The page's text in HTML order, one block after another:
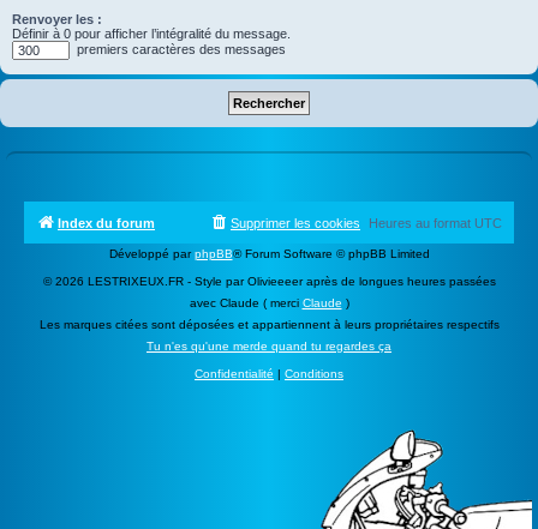
Renvoyer les :
Définir à 0 pour afficher l’intégralité du message.
premiers caractères des messages
Index du forum Heures au format UTC
Supprimer les cookies
Développé parphpBB® Forum Software © phpBB Limited
© 2026 LESTRIXEUX.FR - Style par Olivieeeer après de longues heures passées
avec Claude ( merci Claude )
Les marques citées sont déposées et appartiennent à leurs propriétaires respectifs
Tu n'es qu'une merde quand tu regardes ça
Confidentialité Conditions